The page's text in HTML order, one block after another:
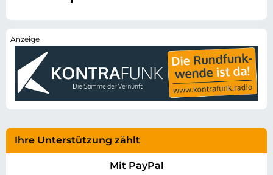
Ihre Unterstützung zählt
Mit PayPal